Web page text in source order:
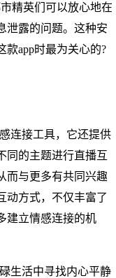
精英们可以放心地在
泄露的问题。这种安
款app时最为关心的?
连接工具，它还提供
同的主题进行直播互
而与更多有共同兴趣
动方式，不仅丰富了
建立情感连接的机
生活中寻找内心平静